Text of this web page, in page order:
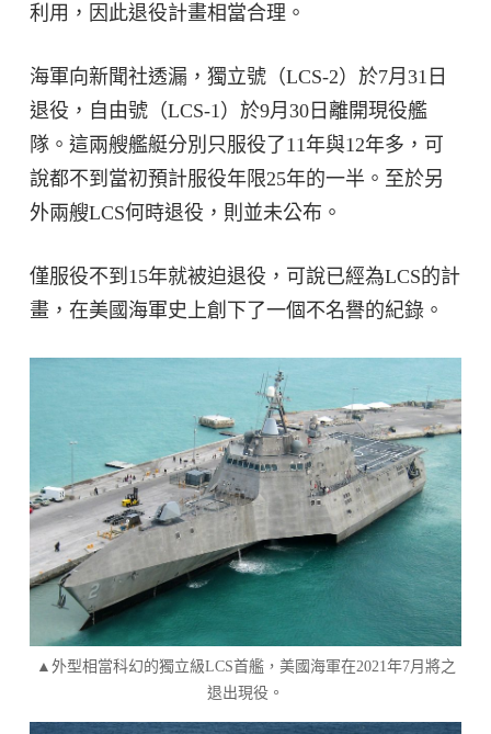
利用，因此退役計畫相當合理。
海軍向新聞社透漏，獨立號（LCS-2）於7月31日
退役，自由號（LCS-1）於9月30日離開現役艦
隊。這兩艘艦艇分別只服役了11年與12年多，可
說都不到當初預計服役年限25年的一半。至於另
外兩艘LCS何時退役，則並未公布。
僅服役不到15年就被迫退役，可說已經為LCS的計
畫，在美國海軍史上創下了一個不名譽的紀錄。
▲外型相當科幻的獨立級LCS首艦，美國海軍在2021年7月將之
退出現役。